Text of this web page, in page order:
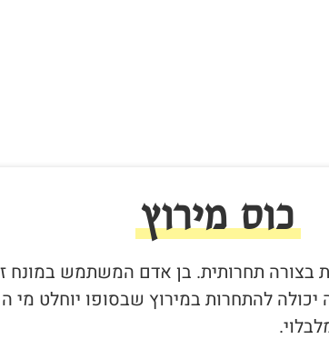
כוס מירוץ
בצורה תחרותית. בן אדם המשתמש במונח
להתחרות במירוץ שבסופו יוחלט מי